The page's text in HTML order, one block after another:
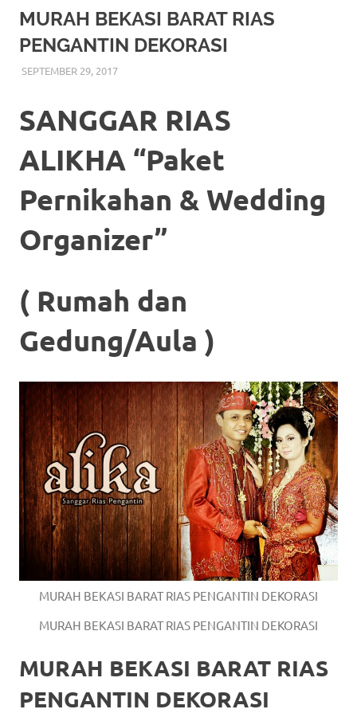
More
hints
rolex
replica.
website
https://www.watchesf.com.
To
more
about
https://www.watchesb.com
go
to
these
guys
https://
his
comment
here
replica
watches.
MURAH BEKASI BARAT RIAS
PENGANTIN DEKORASI
SEPTEMBER 29, 2017RIASALIKHA
RIAS
SANGGAR RIAS
ALIKHA “Paket
Pernikahan & Wedding
Organizer”
( Rumah dan
Gedung/Aula )
MURAH BEKASI BARAT RIAS PENGANTIN DEKORASI
MURAH BEKASI BARAT RIAS PENGANTIN DEKORASI
MURAH BEKASI BARAT RIAS
PENGANTIN DEKORASI